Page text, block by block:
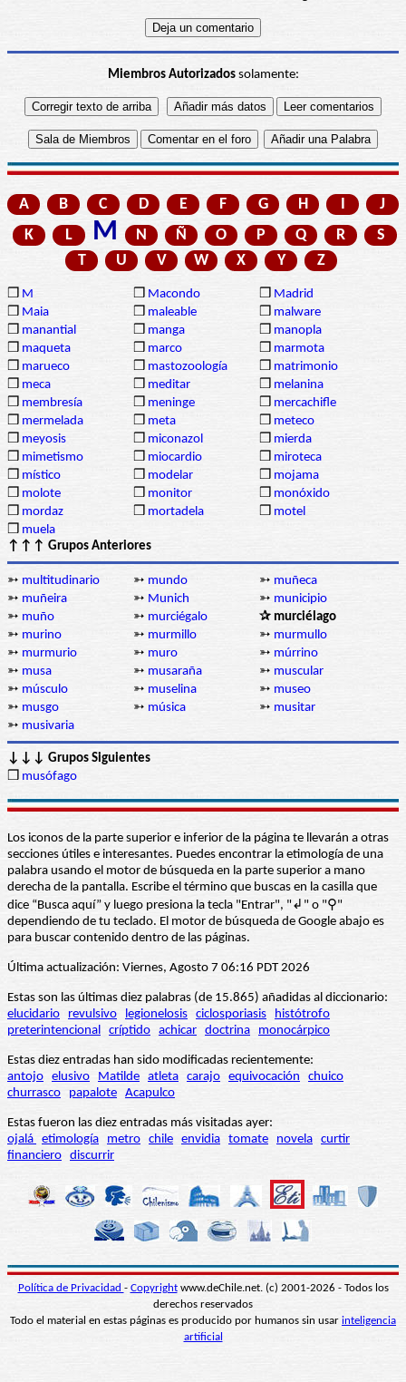
Miembros Autorizadossolamente:
A B C D E F G H
J
K
L M N Ñ O P Q R
S
T
U V W X Y Z
❒ M ❒ Macondo ❒ Madrid
❒ Maia ❒ maleable ❒ malware
❒ manantial ❒ manga ❒ manopla
❒ maqueta ❒ marco ❒ marmota
❒ marueco ❒ mastozoología ❒ matrimonio
❒ meca ❒ meditar ❒ melanina
❒ membresía ❒ meninge ❒ mercachifle
❒ mermelada ❒ meta ❒ meteco
❒ meyosis ❒ miconazol ❒ mierda
❒ mimetismo ❒ miocardio ❒ miroteca
❒ místico ❒ modelar ❒ mojama
❒ molote ❒ monitor ❒ monóxido
❒ mordaz ❒ mortadela ❒ motel
❒ muela
↑↑↑ Grupos Anteriores
➳ multitudinario ➳ mundo ➳ muñeca
➳ muñeira ➳ Munich ➳ municipio
➳ muño ➳ murciégalo
✰ murciélago
➳ murino ➳ murmillo ➳ murmullo
➳ murmurio ➳ muro ➳ múrrino
➳ musa ➳ musaraña ➳ muscular
➳ músculo ➳ muselina ➳ museo
➳ musgo ➳ música ➳ musitar
➳ musivaria
↓↓↓ Grupos Siguientes
❒ musófago
Los iconos de la parte superior e inferior de la página te llevarán a otras
secciones útiles e interesantes. Puedes encontrar la etimología de una
palabra usando el motor de búsqueda en la parte superior a mano
derecha de la pantalla. Escribe el término que buscas en la casilla que
dice “Busca aquí” y luego presiona la tecla "Entrar", "↲" o "⚲"
dependiendo de tu teclado. El motor de búsqueda de Google abajo es
para buscar contenido dentro de las páginas.
Última actualización: Viernes, Agosto 7 06:16 PDT 2026
Estas son las últimas diez palabras (de 15.865) añadidas al diccionario:
elucidario
revulsivo legionelosis ciclosporiasis
histótrofo
preterintencional
críptido achicar doctrina monocárpico
Estas diez entradas han sido modificadas recientemente:
antojo elusivo Matilde atleta carajo equivocación
chuico
churrasco
papalote Acapulco
Estas fueron las diez entradas más visitadas ayer:
ojalá etimología metro chile envidia tomate novela curtir
financiero discurrir
Política de Privacidad - Copyrightwww.deChile.net. (c) 2001-2026 - Todos los
derechos reservados
Todo el material en estas páginas es producido por humanos sin usar inteligencia
artificial